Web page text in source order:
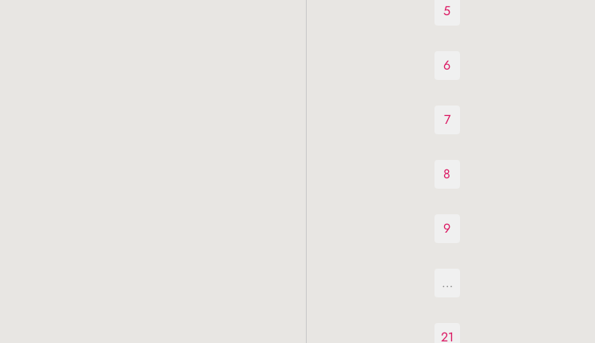
5
6
7
8
9
…
21